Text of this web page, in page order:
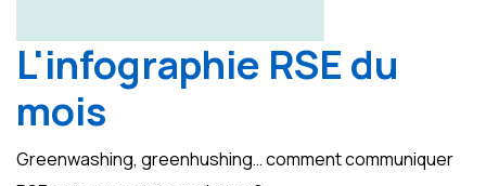
L'infographie RSE du
mois
Greenwashing, greenhushing… comment communiquer